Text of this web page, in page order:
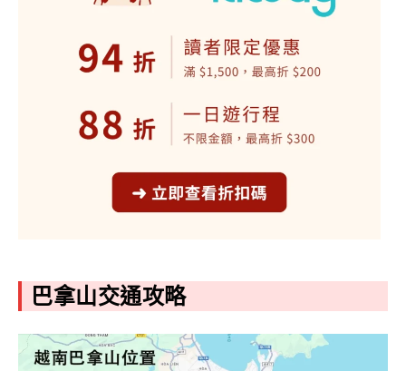
巴拿山交通攻略